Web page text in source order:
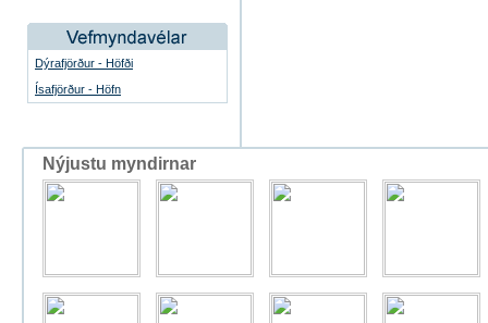
Dýrafjörður - Höfði
Ísafjörður - Höfn
Nýjustu myndirnar